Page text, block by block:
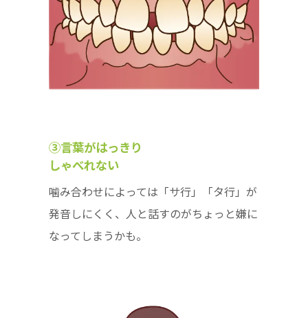
③言葉がはっきり
しゃべれない
噛み合わせによっては「サ行」「タ行」が
発音しにくく、人と話すのがちょっと嫌に
なってしまうかも。